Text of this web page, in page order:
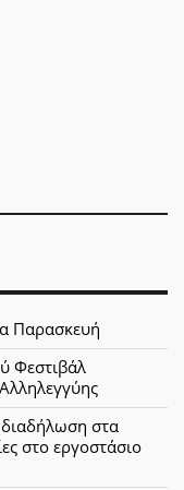
Παρασκευή
Φεστιβάλ
στα
στο εργοστάσιο